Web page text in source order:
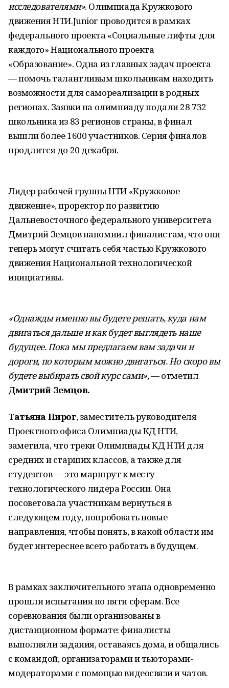
исследователями». Олимпиада Кружкового
движения НТИ.Junior проводится в рамках
федерального проекта «Социальные лифты для
каждого» Национального проекта
«Образование». Одна из главных задач проекта
— помочь талантливым школьникам находить
возможности для самореализации в родных
регионах. Заявки на олимпиаду подали 28 732
школьника из 83 регионов страны, в финал
вышли более 1600 участников. Серия финалов
продлится до 20 декабря.
Лидер рабочей группы НТИ «Кружковое
движение», проректор по развитию
Дальневосточного федерального университета
Дмитрий Земцов напомнил финалистам, что они
теперь могут считать себя частью Кружкового
движения Национальной технологической
инициативы.
«Однажды именно вы будете решать, куда нам
двигаться дальше и как будет выглядеть наше
будущее. Пока мы предлагаем вам задачи и
дороги, по которым можно двигаться. Но скоро вы
будете выбирать свой курс сами»,— отметил
Дмитрий Земцов.
Татьяна Пирог, заместитель руководителя
Проектного офиса Олимпиады КД НТИ,
заметила, что треки Олимпиады КД НТИ для
средних и старших классов, а также для
студентов — это маршрут к месту
технологического лидера России. Она
посоветовала участникам вернуться в
следующем году, попробовать новые
направления, чтобы понять, в какой области им
будет интереснее всего работать в будущем.
В рамках заключительного этапа одновременно
прошли испытания по пяти сферам. Все
соревнования были организованы в
дистанционном формате: финалисты
выполняли задания, оставаясь дома, и общались
с командой, организаторами и тьюторами-
модераторами с помощью видеосвязи и чатов.